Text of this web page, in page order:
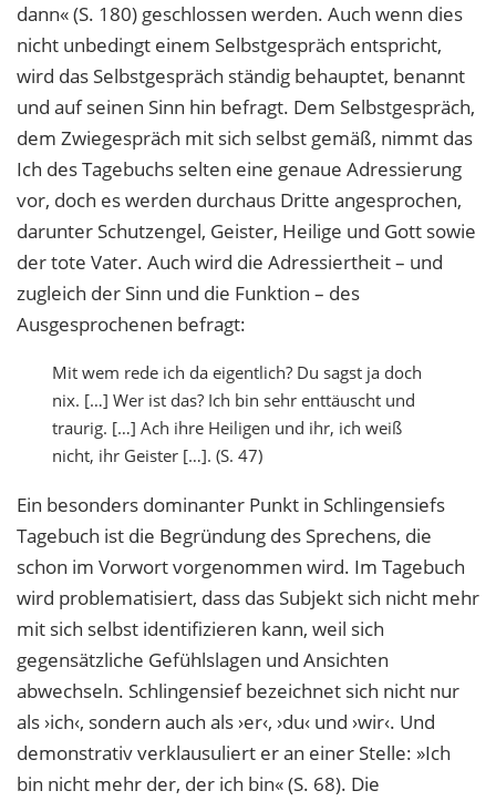
dann« (S. 180) geschlossen werden. Auch wenn dies
nicht unbedingt einem Selbstgespräch entspricht,
wird das Selbstgespräch ständig behauptet, benannt
und auf seinen Sinn hin befragt. Dem Selbstgespräch,
dem Zwiegespräch mit sich selbst gemäß, nimmt das
Ich des Tagebuchs selten eine genaue Adressierung
vor, doch es werden durchaus Dritte angesprochen,
darunter Schutzengel, Geister, Heilige und Gott sowie
der tote Vater. Auch wird die Adressiertheit – und
zugleich der Sinn und die Funktion – des
Ausgesprochenen befragt:
Mit wem rede ich da eigentlich? Du sagst ja doch
nix. […] Wer ist das? Ich bin sehr enttäuscht und
traurig. […] Ach ihre Heiligen und ihr, ich weiß
nicht, ihr Geister […]. (S. 47)
Ein besonders dominanter Punkt in Schlingensiefs
Tagebuch ist die Begründung des Sprechens, die
schon im Vorwort vorgenommen wird. Im Tagebuch
wird problematisiert, dass das Subjekt sich nicht mehr
mit sich selbst identifizieren kann, weil sich
gegensätzliche Gefühlslagen und Ansichten
abwechseln. Schlingensief bezeichnet sich nicht nur
als ›ich‹, sondern auch als ›er‹, ›du‹ und ›wir‹. Und
demonstrativ verklausuliert er an einer Stelle: »Ich
bin nicht mehr der, der ich bin« (S. 68). Die